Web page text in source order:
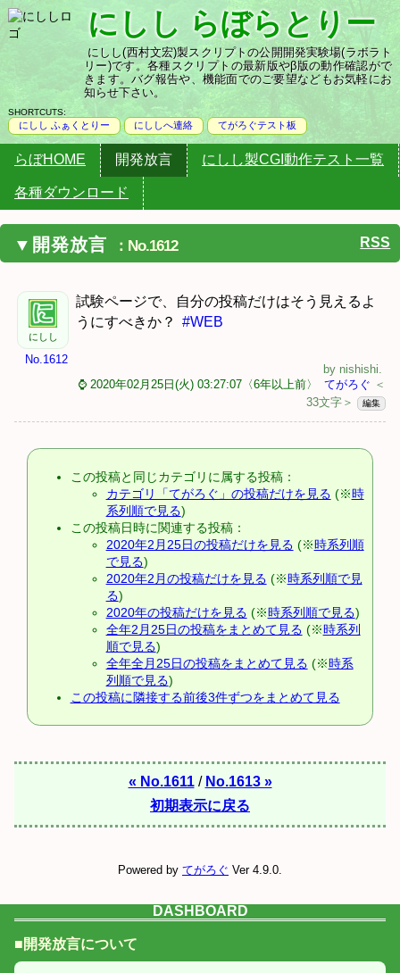
にしし らぼらとりー
にしし(西村文宏)製スクリプトの公開開発実験場(ラボラト
リー)です。各種スクリプトの最新版やβ版の動作確認がで
きます。バグ報告や、機能面でのご要望などもお気軽にお
知らせ下さい。
にしし ふぁくとりー にししへ連絡 てがろぐテスト板
らぼHOME 開発放言 にしし製CGI動作テスト一覧
各種ダウンロード
RSS
開発放言 No.1612
にしし
No.1612
試験ページで、自分の投稿だけはそう見えるよ
うにすべきか？
#WEB
by nishishi.
⌚ 2020年02月25日(火) 03:27:07〈6年以上前〉
てがろぐ ＜
33文字＞
編集
この投稿と同じカテゴリに属する投稿：
カテゴリ「てがろぐ」の投稿だけを見る (※時
系列順で見る)
この投稿日時に関連する投稿：
2020年2月25日の投稿だけを見る (※時系列順
で見る)
2020年2月の投稿だけを見る (※時系列順で見
る)
2020年の投稿だけを見る (※時系列順で見る)
全年2月25日の投稿をまとめて見る (※時系列
順で見る)
全年全月25日の投稿をまとめて見る (※時系
列順で見る)
この投稿に隣接する前後3件ずつをまとめて見る
« No.1611 / No.1613 »
初期表示に戻る
Powered by てがろぐ Ver 4.9.0.
DASHBOARD
■開発放言について